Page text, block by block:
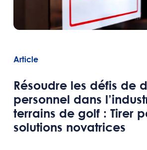
Article
Résoudre les défis de
personnel dans
terrains de golf : Tirer
solutions novatrices